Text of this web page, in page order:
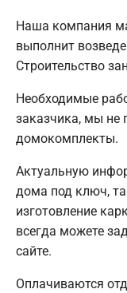
Наша компания
выполнит
Строительство
Необходимые
заказчика, мы не
домокомплекты.
Актуальную
дома под ключ,
изготовление
всегда можете
сайте.
Оплачиваются